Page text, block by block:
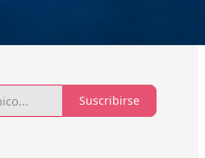
Suscribirse